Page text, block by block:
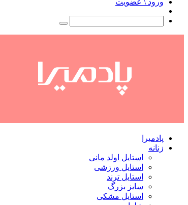
پادمیرا
زنانه
استایل اولد مانی
استایل ورزشی
استایل ترند
سایز بزرگ
استایل مشکی